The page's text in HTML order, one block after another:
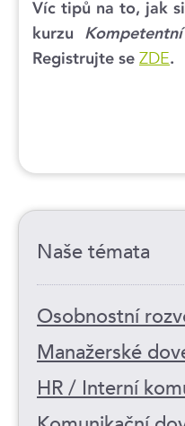
Víc tipů na to, jak
kurzu
Registrujte se ZDE.
Naše témata
Osobnostní
Manažerské
HR / Interní